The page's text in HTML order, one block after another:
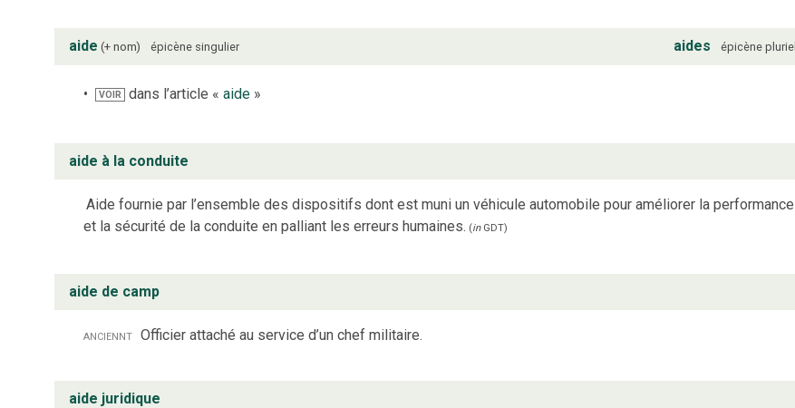
aide + nom épicène singulier aides épicène pluriel
VOIR dans l’article «aide »
aide à la conduite
Aide fournie par l’ensemble des dispositifs dont est muni un véhicule automobile pour améliorer la performance
et la sécurité de la conduite en palliant les erreurs humaines. (inGDT)
aide de camp
anciennt Officier attaché au service d’un chef militaire.
aide juridique